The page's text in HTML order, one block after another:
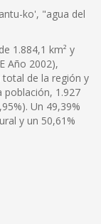
ko', "agua del
1.884,1 km² y
Año 2002),
total de la región y
población, 1.927
Un 49,39%
y un 50,61%